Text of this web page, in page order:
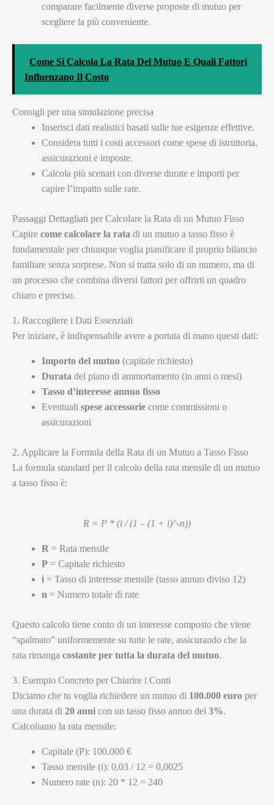
comparare facilmente diverse proposte di mutuo per
scegliere la più conveniente.
Come Si Calcola La Rata Del Mutuo E Quali Fattori
Influenzano Il Costo
Consigli per una simulazione precisa
Inserisci dati realistici basati sulle tue esigenze effettive.
Considera tutti i costi accessori come spese di istruttoria,
assicurazioni e imposte.
Calcola più scenari con diverse durate e importi per
capire l’impatto sulle rate.
Passaggi Dettagliati per Calcolare la Rata di un Mutuo Fisso
Capire come calcolare la rata di un mutuo a tasso fisso è
fondamentale per chiunque voglia pianificare il proprio bilancio
familiare senza sorprese. Non si tratta solo di un numero, ma di
un processo che combina diversi fattori per offrirti un quadro
chiaro e preciso.
1. Raccogliere i Dati Essenziali
Per iniziare, è indispensabile avere a portata di mano questi dati:
Importo del mutuo (capitale richiesto)
Durata del piano di ammortamento (in anni o mesi)
Tasso d’interesse annuo fisso
Eventuali spese accessorie come commissioni o
assicurazioni
2. Applicare la Formula della Rata di un Mutuo a Tasso Fisso
La formula standard per il calcolo della rata mensile di un mutuo
a tasso fisso è:
R = P * (i / (1 – (1 + i)^-n))
R = Rata mensile
P = Capitale richiesto
i = Tasso di interesse mensile (tasso annuo diviso 12)
n = Numero totale di rate
Questo calcolo tiene conto di un interesse composto che viene
“spalmato” uniformemente su tutte le rate, assicurando che la
rata rimanga costante per tutta la durata del mutuo.
3. Esempio Concreto per Chiarire i Conti
Diciamo che tu voglia richiedere un mutuo di 100.000 euro per
una durata di 20 anni con un tasso fisso annuo del 3%.
Calcoliamo la rata mensile:
Capitale (P): 100.000 €
Tasso mensile (i): 0,03 / 12 = 0,0025
Numero rate (n): 20 * 12 = 240